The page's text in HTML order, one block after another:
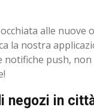
alle nuove
la nostra
notifiche push,
negozi in